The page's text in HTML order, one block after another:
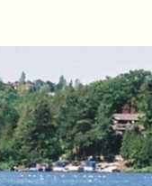
Alberta
Pine